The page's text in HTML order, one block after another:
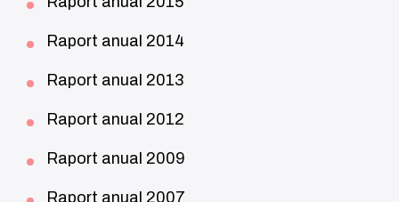
Raport anual 2014
Raport anual 2013
Raport anual 2012
Raport anual 2009
Raport anual 2007